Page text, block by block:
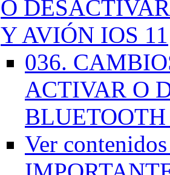
O
Y AVIÓN IOS 11
036.
ACTIVAR O
Ver